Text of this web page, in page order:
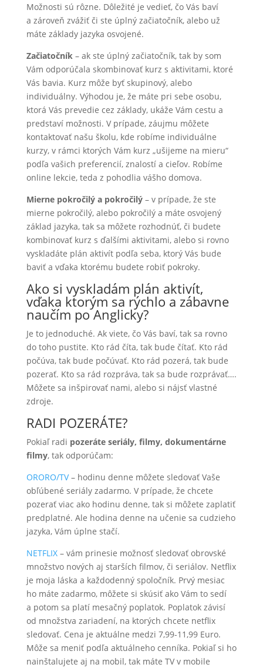
Možnosti sú rôzne. Dôležité je vedieť, čo Vás baví
a zároveň zvážiť či ste úplný začiatočník, alebo už
máte základy jazyka osvojené.
Začiatočník– ak ste úplný začiatočník, tak by som
Vám odporúčala skombinovať kurz s aktivitami, ktoré
Vás bavia. Kurz môže byť skupinový, alebo
individuálny. Výhodou je, že máte pri sebe osobu,
ktorá Vás prevedie cez základy, ukáže Vám cestu a
predstaví možnosti. V prípade, záujmu môžete
kontaktovať našu školu, kde robíme individuálne
kurzy, v rámci ktorých Vám kurz „ušijeme na mieru“
podľa vašich preferencií, znalostí a cieľov. Robíme
online lekcie, teda z pohodlia vášho domova.
Mierne pokročilý a pokročilý– v prípade, že ste
mierne pokročilý, alebo pokročilý a máte osvojený
základ jazyka, tak sa môžete rozhodnúť, či budete
kombinovať kurz s ďalšími aktivitami, alebo si rovno
vyskladáte plán aktivít podľa seba, ktorý Vás bude
baviť a vďaka ktorému budete robiť pokroky.
Ako si vyskladám plán aktivít,
vďaka ktorým sa rýchlo a zábavne
naučím po Anglicky?
Je to jednoduché. Ak viete, čo Vás baví, tak sa rovno
do toho pustite. Kto rád číta, tak bude čítať. Kto rád
počúva, tak bude počúvať. Kto rád pozerá, tak bude
pozerať. Kto sa rád rozpráva, tak sa bude rozprávať….
Môžete sa inšpirovať nami, alebo si nájsť vlastné
zdroje.
RADI POZERÁTE?
Pokiaľ radi pozeráte seriály, filmy, dokumentárne
filmy, tak odporúčam:
ORORO/TV– hodinu denne môžete sledovať Vaše
obľúbené seriály zadarmo. V prípade, že chcete
pozerať viac ako hodinu denne, tak si môžete zaplatiť
predplatné. Ale hodina denne na učenie sa cudzieho
jazyka, Vám úplne stačí.
NETFLIX– vám prinesie možnosť sledovať obrovské
množstvo nových aj starších filmov, či seriálov. Netflix
je moja láska a každodenný spoločník. Prvý mesiac
ho máte zadarmo, môžete si skúsiť ako Vám to sedí
a potom sa platí mesačný poplatok. Poplatok závisí
od množstva zariadení, na ktorých chcete netflix
sledovať. Cena je aktuálne medzi 7,99-11,99 Euro.
Môže sa meniť podľa aktuálneho cenníka. Pokiaľ si ho
nainštalujete aj na mobil, tak máte TV v mobile